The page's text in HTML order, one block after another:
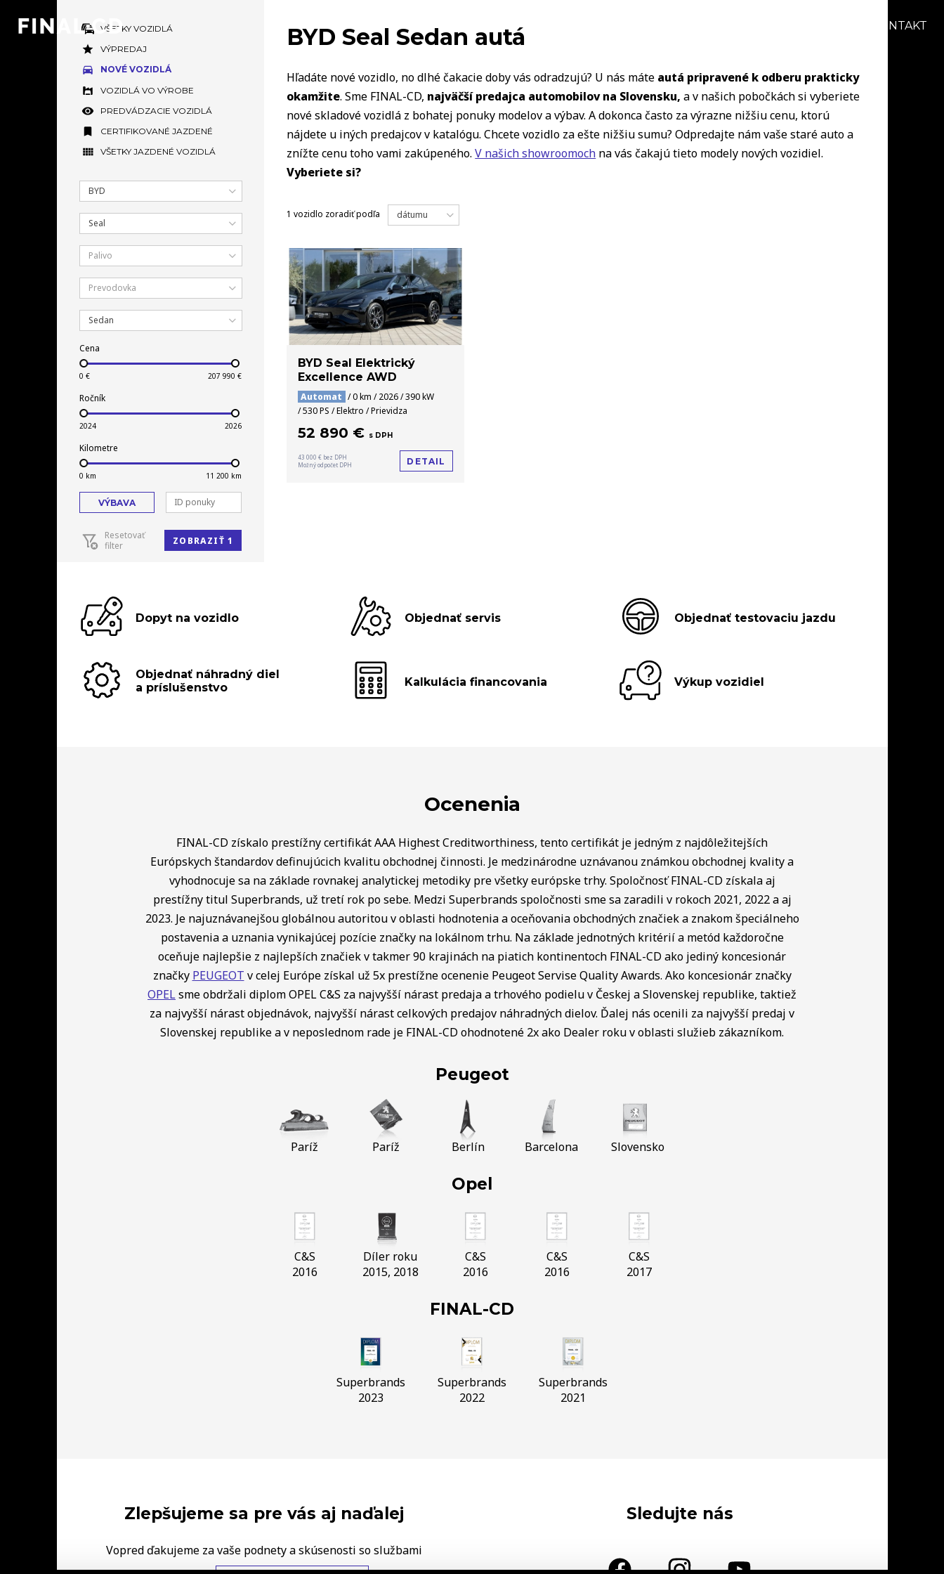
KONTAKT
VŠETKY VOZIDLÁ
VÝPREDAJ
NOVÉ VOZIDLÁ
VOZIDLÁ VO VÝROBE
PREDVÁDZACIE VOZIDLÁ
CERTIFIKOVANÉ JAZDENÉ
VŠETKY JAZDENÉ VOZIDLÁ
BYD
Seal
Palivo
Prevodovka
Sedan
Cena
Ročník
Kilometre
VÝBAVA
Resetovať
filter
ZOBRAZIŤ 1
BYD Seal Sedan autá
Hľadáte nové vozidlo, no dlhé čakacie doby vás odradzujú? U nás máte autá pripravené k odberu prakticky
okamžite. Sme FINAL-CD, najväčší predajca automobilov na Slovensku, a v našich pobočkách si vyberiete
nové skladové vozidlá z bohatej ponuky modelov a výbav. A dokonca často za výrazne nižšiu cenu, ktorú
nájdete u iných predajcov v katalógu. Chcete vozidlo za ešte nižšiu sumu? Odpredajte nám vaše staré auto a
znížte cenu toho vami zakúpeného.V našich showroomoch na vás čakajú tieto modely nových vozidiel.
Vyberiete si?
1 vozidlo zoradiť podľa dátumu
BYD Seal Elektrický
Excellence AWD
Automat / 0 km / 2026 / 390 kW
/ 530 PS / Elektro / Prievidza
52 890 € s DPH
43 000 € bez DPH
Možný odpočet DPH
DETAIL
Dopyt na vozidlo Objednať servis Objednať testovaciu jazdu
Objednať náhradný diel
a príslušenstvo
Kalkulácia financovania Výkup vozidiel
Ocenenia
FINAL-CD získalo prestížny certifikát AAA Highest Creditworthiness, tento certifikát je jedným z najdôležitejších
Európskych štandardov definujúcich kvalitu obchodnej činnosti. Je medzinárodne uznávanou známkou obchodnej kvality a
vyhodnocuje sa na základe rovnakej analytickej metodiky pre všetky európske trhy. Spoločnosť FINAL-CD získala aj
prestížny titul Superbrands, už tretí rok po sebe. Medzi Superbrands spoločnosti sme sa zaradili v rokoch 2021, 2022 a aj
2023. Je najuznávanejšou globálnou autoritou v oblasti hodnotenia a oceňovania obchodných značiek a znakom špeciálneho
postavenia a uznania vynikajúcej pozície značky na lokálnom trhu. Na základe jednotných kritérií a metód každoročne
oceňuje najlepšie z najlepších značiek v takmer 90 krajinách na piatich kontinentoch FINAL-CD ako jediný koncesionár
značky PEUGEOT v celej Európe získal už 5x prestížne ocenenie Peugeot Servise Quality Awards. Ako koncesionár značky
OPELsme obdržali diplom OPEL C&S za najvyšší nárast predaja a trhového podielu v Českej a Slovenskej republike, taktiež
za najvyšší nárast objednávok, najvyšší nárast celkových predajov náhradných dielov. Ďalej nás ocenili za najvyšší predaj v
Slovenskej republike a v neposlednom rade je FINAL-CD ohodnotené 2x ako Dealer roku v oblasti služieb zákazníkom.
Peugeot
Paríž Paríž Berlín Barcelona Slovensko
Opel
C&S
2016
Díler roku
2015, 2018
C&S
2016
C&S
2016
C&S
2017
FINAL-CD
Superbrands
2023
Superbrands
2022
Superbrands
2021
Zlepšujeme sa pre vás aj naďalej
Vopred ďakujeme za vaše podnety a skúsenosti so službami
Sledujte nás